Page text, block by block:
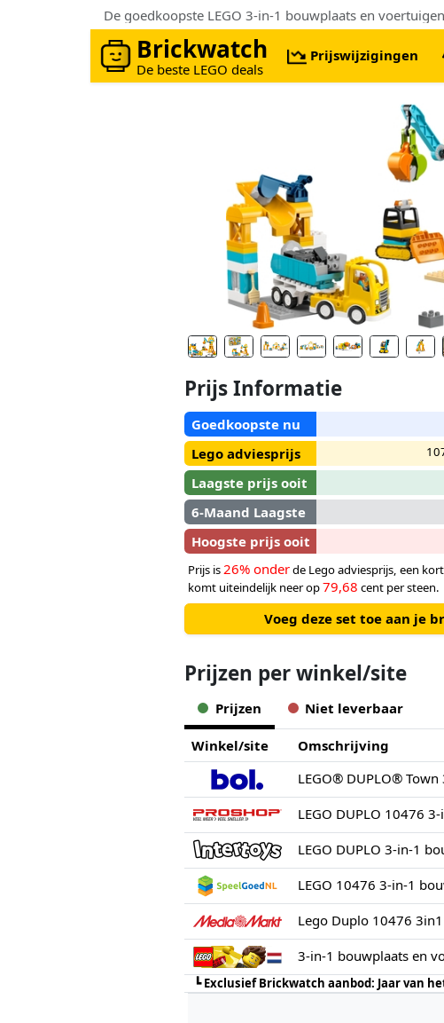
Brickwatch
De beste LEGO deals
Prijswijzigingen
Prijs Informatie
Goedkoopste nu
Lego adviesprijs
Laagste prijs ooit
6-Maand Laagste
Hoogste prijs ooit
Prijs is 26% onderde Lego adviesprijs, een
komt uiteindelijk neer op79,68 cent per steen.
Voeg deze set toe aan je
Prijzen per winkel/site
Prijzen Niet leverbaar
Winkel/site Omschrijving
LEGO DUPLO 10476
LEGO DUPLO 3-in-1
LEGO 10476 3-in-1
3-in-1 bouwplaats en
┗Exclusief Brickwatch aanbod: Jaar van